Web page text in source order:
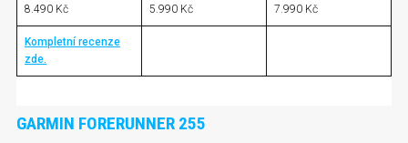
8.490 Kč 5.990 Kč 7.990 Kč
Kompletní recenze
zde.
GARMIN FORERUNNER 255